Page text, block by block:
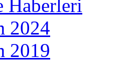
Haberleri
2024
2019